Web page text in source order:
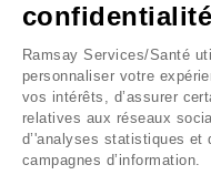
Groupe Ramsay Santé
confidentialité
Ramsay Services/Santé
personnaliser votre
vos intérêts, d’assurer
relatives aux réseaux
d’'analyses statistiques et
campagnes d’information.